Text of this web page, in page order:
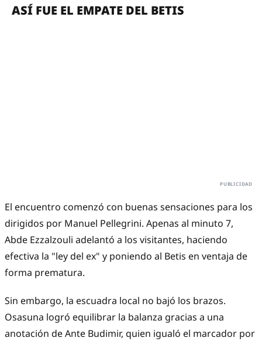
ASÍ FUE EL EMPATE DEL BETIS
El encuentro comenzó con buenas sensaciones para los
dirigidos por Manuel Pellegrini. Apenas al minuto 7,
Abde Ezzalzouli adelantó a los visitantes, haciendo
efectiva la "ley del ex" y poniendo al Betis en ventaja de
forma prematura.
Sin embargo, la escuadra local no bajó los brazos.
Osasuna logró equilibrar la balanza gracias a una
anotación de Ante Budimir, quien igualó el marcador por